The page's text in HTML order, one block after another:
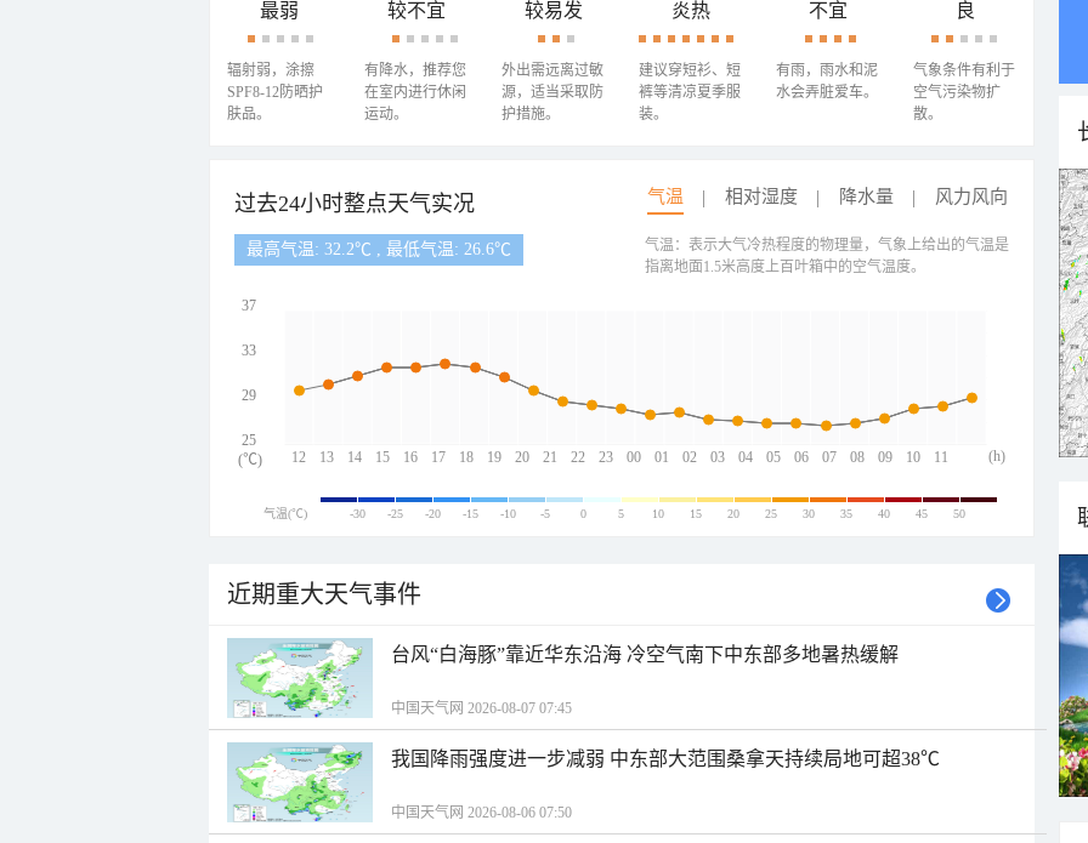
最弱
辐射弱，涂擦
SPF8-12防晒护
肤品。
较不宜
有降水，推荐您
在室内进行休闲
运动。
较易发
外出需远离过敏
源，适当采取防
护措施。
炎热
建议穿短衫、短
裤等清凉夏季服
装。
不宜
有雨，雨水和泥
水会弄脏爱车。
良
气象条件有利于
空气污染物扩
散。
过去24小时整点天气实况 气温 相对湿度 降水量 风力风向
最高气温: 32.2℃ , 最低气温: 26.6℃
12 13 14 15 16 17 18 19 20 21 22 23 00 01 02 03 04 05 06 07 08 09 10 11
37
33
29
25
(h)
(℃)
气温：表示大气冷热程度的物理量，气象上给出的气温是
指离地面1.5米高度上百叶箱中的空气温度。
气温(℃) -30 -25 -20 -15 -10 -5 0 5 10 15 20 25 30 35 40 45 50
近期重大天气事件
台风“白海豚”靠近华东沿海 冷空气南下中东部多地暑热缓解
中国天气网 2026-08-07 07:45
我国降雨强度进一步减弱 中东部大范围桑拿天持续局地可超38℃
中国天气网 2026-08-06 07:50